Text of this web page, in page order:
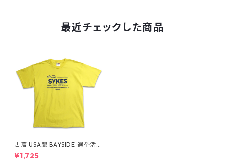
最近チェックした商品
古着 USA製 BAYSIDE 選挙活動
プリントTシャツ イエロー 表
¥1,725